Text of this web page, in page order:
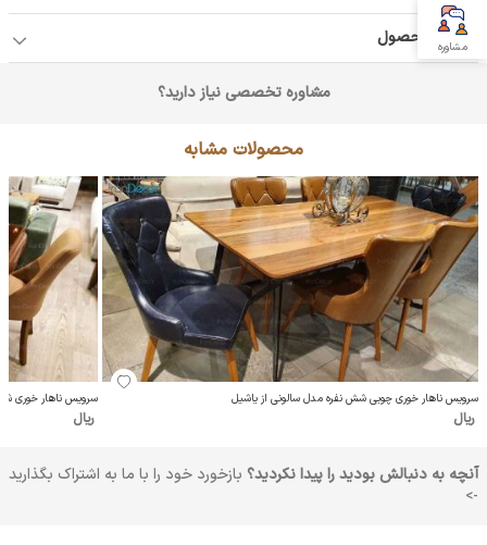
جزئیات محصول
مشاوره تخصصی نیاز دارید؟
محصولات مشابه
سرویس ناهار خوری چوبی شش نفره مدل سالونی از یاشیل
ریال
سرویس ناهار خوری
ریال
آنچه به دنبالش بودید را پیدا نکردید؟ بازخورد خود را با ما به اشتراک بگذارید
->
مشاوره